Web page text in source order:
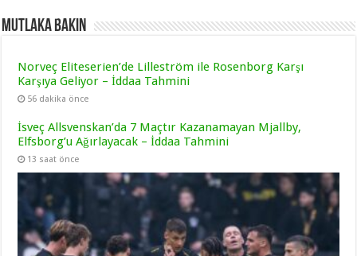
Mutlaka Bakın
Norveç Eliteserien’de Lilleström ile Rosenborg Karşı
Karşıya Geliyor – İddaa Tahmini
56 dakika önce
İsveç Allsvenskan’da 7 Maçtır Kazanamayan Mjallby,
Elfsborg’u Ağırlayacak – İddaa Tahmini
13 saat önce